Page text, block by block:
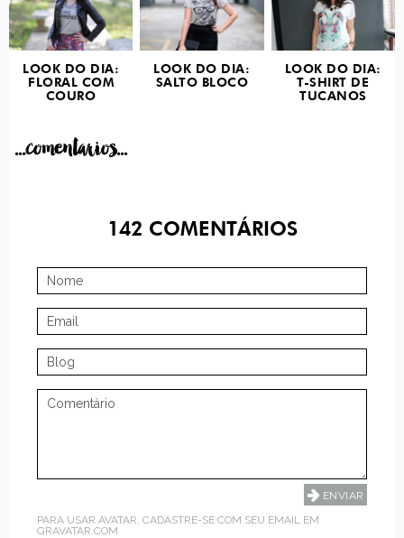
LOOK DO DIA:
FLORAL COM
COURO
LOOK DO DIA:
SALTO BLOCO
LOOK DO DIA:
T-SHIRT DE
TUCANOS
...comentarios...
142 COMENTÁRIOS
PARA USAR AVATAR, CADASTRE-SE COM SEU EMAIL EM
GRAVATAR.COM